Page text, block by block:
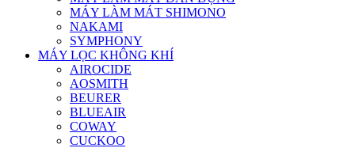
MÁY LÀM MÁT SHIMONO
NAKAMI
SYMPHONY
MÁY LỌC KHÔNG KHÍ
AIROCIDE
AOSMITH
BEURER
BLUEAIR
COWAY
CUCKOO